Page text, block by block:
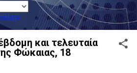
και τελευταία
Φώκαιας, 18